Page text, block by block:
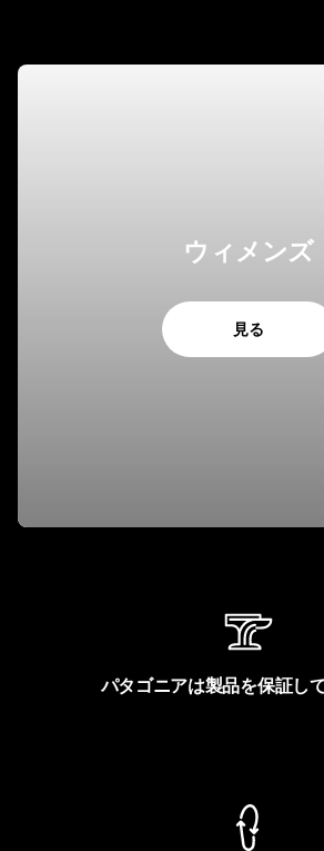
ウィメンズ
見る
パタゴニアは製品を保証し